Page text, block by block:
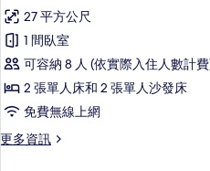
有
相
片
for
people)
的
詳
情
標
準
雙
床
房
(East
View
27 平方公尺
1 間臥室
可容納 8 人 (依實際入住人數計
2 張單人床和 2 張單人沙發床
免費無線上網
更多資訊
更